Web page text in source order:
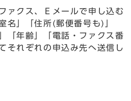
ァクス、Ｅメールで申し込む
名」「住所(郵便番号も)」
「年齢」「電話・ファクス番
それぞれの申込み先へ送信し